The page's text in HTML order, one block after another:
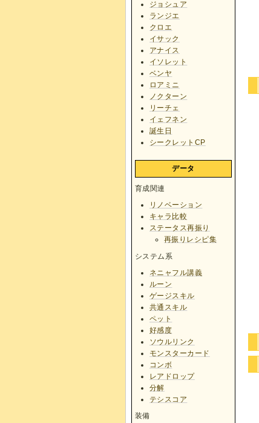
ジョシュア
ランジエ
クロエ
イサック
アナイス
イソレット
ベンヤ
ロアミニ
ノクターン
リーチェ
イェフネン
誕生日
シークレットCP
データ
育成関連
リノベーション
キャラ比較
ステータス再振り
再振りレシピ集
システム系
ネニャフル講義
ルーン
ゲージスキル
共通スキル
ペット
好感度
ソウルリンク
モンスターカード
コンボ
レアドロップ
分解
テシスコア
装備